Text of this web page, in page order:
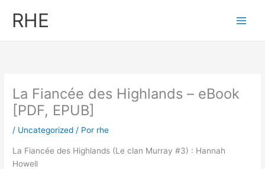
RHE
La Fiancée des Highlands – eBook
[PDF, EPUB]
/ Uncategorized / Por rhe
La Fiancée des Highlands (Le clan Murray #3) : Hannah
Howell